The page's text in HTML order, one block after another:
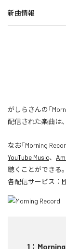
新曲情報
がしらさんの「
配信された楽曲は
なお「Morning
YouTube Music、
聴くことができる。
各配信サービス：
1 ：